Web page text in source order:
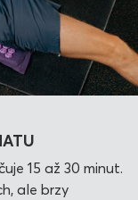
15 až 30 minut.
ale brzy